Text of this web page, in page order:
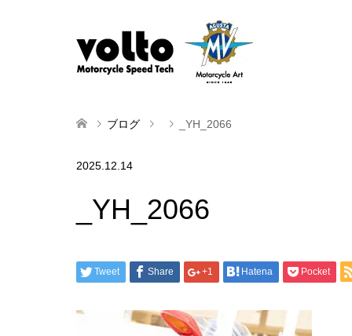
ブログ _YH_2066
2025.12.14
_YH_2066
Tweet Share +1 Hatena Pocket